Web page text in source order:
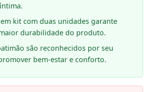
kit com duas unidades garante
durabilidade do produto.
são reconhecidos por seu
bem-estar e conforto.